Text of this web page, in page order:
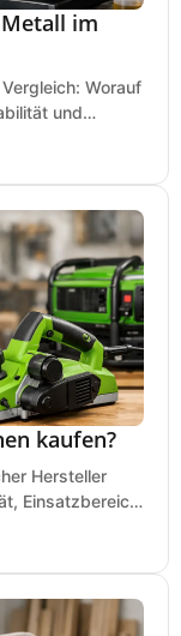
im
Worauf
und
kaufen?
Hersteller
Einsatzbereich,